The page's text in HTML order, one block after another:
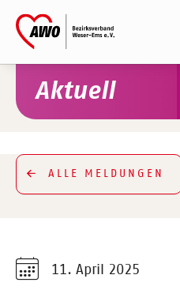
Aktuell
ALLE MELDUNGEN
11. April 2025